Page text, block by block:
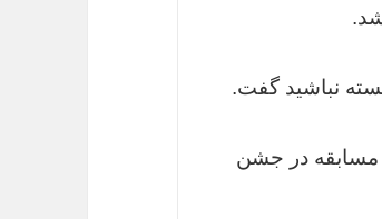
نباشید گفت.
مسابقه در جشن